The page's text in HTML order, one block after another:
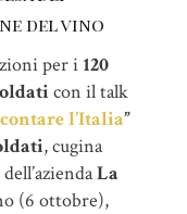
del vino
per i120
con il talk
l’Italia”
, cugina
La
(6 ottobre),